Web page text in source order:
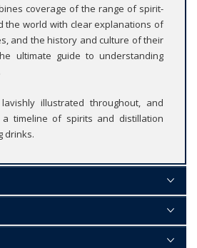
coverage of the range of spirit-
the world with clear explanations of
and the history and culture of their
ultimate guide to understanding
illustrated throughout, and
a timeline of spirits and distillation
drinks.